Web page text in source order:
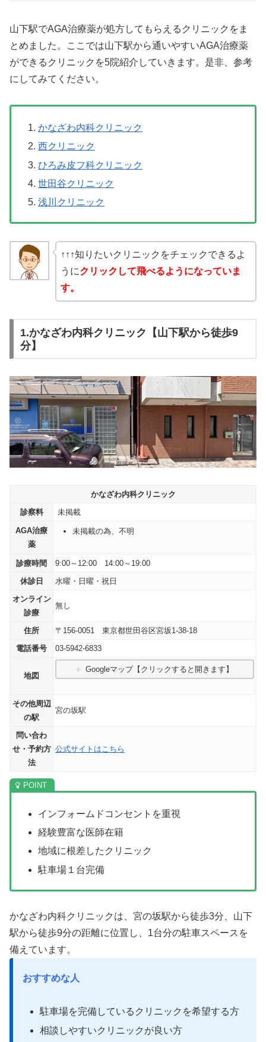
山下駅でAGA治療薬が処方してもらえるクリニックをま
とめました。ここでは山下駅から通いやすいAGA治療薬
ができるクリニックを5院紹介していきます。是非、参考
にしてみてください。
かなざわ内科クリニック
西クリニック
ひろみ皮フ科クリニック
世田谷クリニック
浅川クリニック
↑↑↑知りたいクリニックをチェックできるよ
うにクリックして飛べるようになっていま
す。
1.かなざわ内科クリニック【山下駅から徒歩9
分】
かなざわ内科クリニック
診察料
未掲載
AGA治療
薬
未掲載の為、不明
診療時間
9:00～12:00 14:00～19:00
休診日
水曜・日曜・祝日
オンライン
診療
無し
住所
〒156-0051 東京都世田谷区宮坂1-38-18
電話番号
03-5942-6833
地図
Googleマップ【クリックすると開きます】
その他周辺
の駅
宮の坂駅
問い合わ
せ・予約方
法
公式サイトはこちら
インフォームドコンセントを重視
経験豊富な医師在籍
地域に根差したクリニック
駐車場１台完備
かなざわ内科クリニックは、宮の坂駅から徒歩3分、山下
駅から徒歩9分の距離に位置し、1台分の駐車スペースを
備えています。
おすすめな人
駐車場を完備しているクリニックを希望する方
相談しやすいクリニックが良い方